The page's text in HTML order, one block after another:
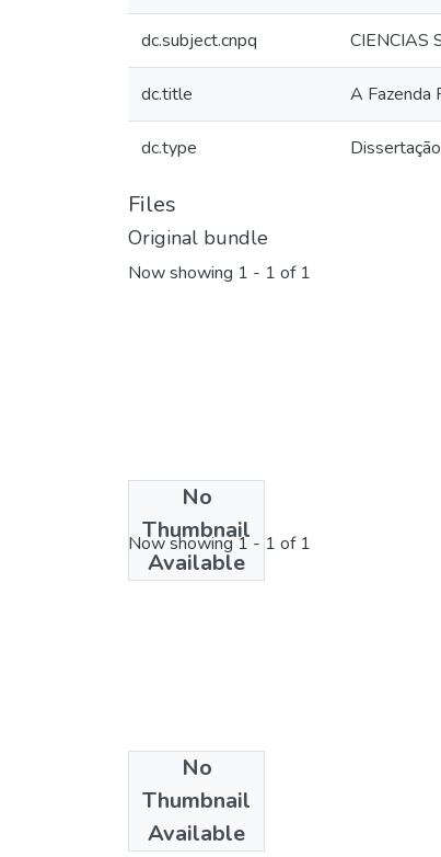
dc.subject.cnpq CIENCIAS
dc.title A Fazenda
dc.type Dissertação
Files
Original bundle
Now showing 1 - 1 of 1
No
Thumbnail
Available
License bundle
Now showing1 - 1 of 1
No
Thumbnail
Available
Collections
Direito